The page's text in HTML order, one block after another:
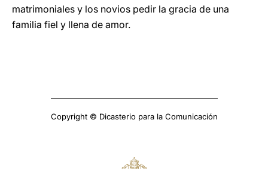
matrimoniales y los novios pedir la gracia de una
familia fiel y llena de amor.
Copyright © Dicasterio para la Comunicación